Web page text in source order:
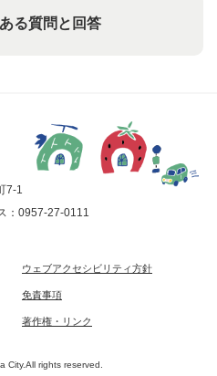
る質問と回答
7-1
：0957-27-0111
ウェブアクセシビリティ方針
免責事項
著作権・リンク
City.All rights reserved.